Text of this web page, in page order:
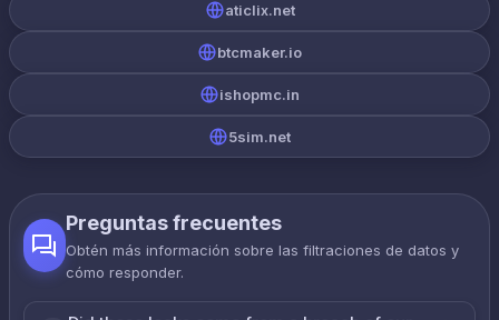
aticlix.net
btcmaker.io
ishopmc.in
5sim.net
Preguntas frecuentes
Obtén más información sobre las filtraciones de datos y
cómo responder.